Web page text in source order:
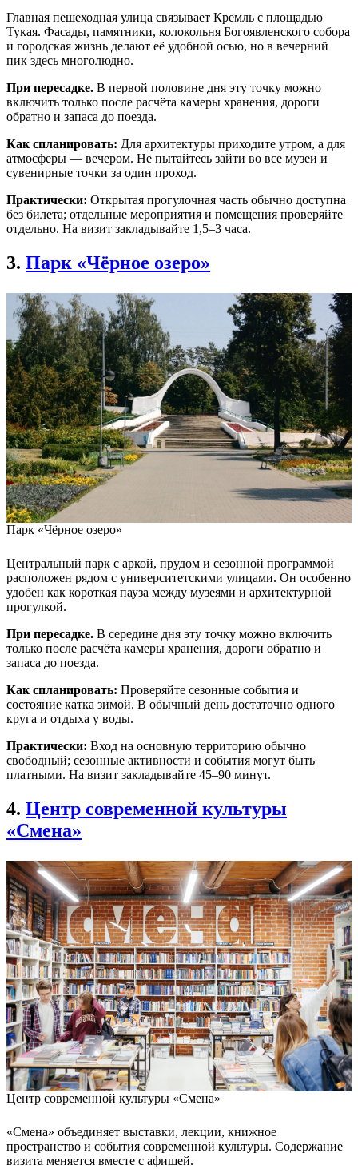
Главная пешеходная улица связывает Кремль с площадью
Тукая. Фасады, памятники, колокольня Богоявленского собора
и городская жизнь делают её удобной осью, но в вечерний
пик здесь многолюдно.
При пересадке. В первой половине дня эту точку можно
включить только после расчёта камеры хранения, дороги
обратно и запаса до поезда.
Как спланировать: Для архитектуры приходите утром, а для
атмосферы — вечером. Не пытайтесь зайти во все музеи и
сувенирные точки за один проход.
Практически: Открытая прогулочная часть обычно доступна
без билета; отдельные мероприятия и помещения проверяйте
отдельно. На визит закладывайте 1,5–3 часа.
3. Парк «Чёрное озеро»
Парк «Чёрное озеро»
Центральный парк с аркой, прудом и сезонной программой
расположен рядом с университетскими улицами. Он особенно
удобен как короткая пауза между музеями и архитектурной
прогулкой.
При пересадке. В середине дня эту точку можно включить
только после расчёта камеры хранения, дороги обратно и
запаса до поезда.
Как спланировать: Проверяйте сезонные события и
состояние катка зимой. В обычный день достаточно одного
круга и отдыха у воды.
Практически: Вход на основную территорию обычно
свободный; сезонные активности и события могут быть
платными. На визит закладывайте 45–90 минут.
4. Центр современной культуры
«Смена»
Центр современной культуры «Смена»
«Смена» объединяет выставки, лекции, книжное
пространство и события современной культуры. Содержание
визита меняется вместе с афишей.